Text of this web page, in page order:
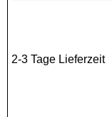
2-3 Tage Lieferzeit